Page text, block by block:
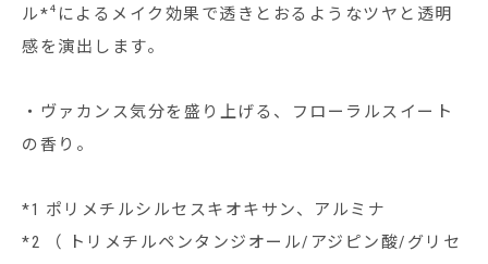
ル*⁴によるメイク効果で透きとおるようなツヤと透明
感を演出します。
・ヴァカンス気分を盛り上げる、フローラルスイート
の香り。
*1 ポリメチルシルセスキオキサン、アルミナ
*2 （ トリメチルペンタンジオール/アジピン酸/グリセ